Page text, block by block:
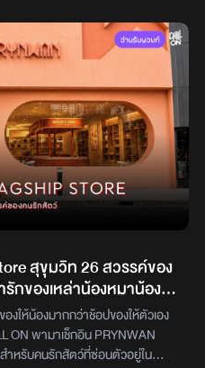
ลอยมาแต่ไกล เด็กอ้วนอย่างแอด
นูซิกเนเจอร์ Poutine (พูทีน) มันฝรั่ง
กคืออร่อยจนแสงออกปาก! กินของ
ที่ "ลิ้มเล่าซา" ร้านก๋วยเตี๋ยวลูกชิ้น
อของจริง ไม่แป้ง เด้งแน่นเต็มคำ
มาเที่ยวทั้งทีแอดเลย
ที่ร้าน Wabi’s ร้านขนมปังซาว
าก็ต้องแวะ วันนี้แอดเลยจัด
Shio Pan และก็มาถึง
บ้านไม้โบราณริมแม่น้ำที่รีโนเวทให้ดู
าะมากกับการพักผ่อน ปล่อยใจ
ริการนวดครบ หรือจะมานั่งดู
กัด : ถนนทรงวาดการเดินทาง :
MRT สถานีวัดมัง ทางออก 1 (เดิน
มอไซต์มาถนนทรงวาด) หรือ
อดรถช้าง 40 บาทท/ชั่วโมงเขียน
ล่า Celebrity Chef มากมาย ใคร
ว่าจะมองไปทางไหนก็เจอของ
ก็ร้องแล้ว! ถัดมาเป็นโซน
ฟชั่นจากแบรนด์ไทย บรรยากาศชิ
ที่สลับกันมาเปิดแผ่น เติมสีสันให้
พลาดไม่ได้
Pride Spirit ที่ขนกองทัพศิลปินสุด
วัน Line-up แน่นสะใจ สมกับเป็น
ครั้งหน้าแอดจะพาไป
ดี ๆ หรือสถานที่สุดปังที่ไหน อย่า
ชชาภรณ์ ผาสุขดีคอนเทนต์โดย :
สุขุมวิท 26 สวรรค์ของ
กของเหล่าน้องหมาน้อง
ให้น้องมากกว่าช้อปของให้ตัวเอง
ON พามาเช็กอิน PRYNWAN
ำหรับคนรักสัตว์ที่ซ่อนตัวอยู่ใน